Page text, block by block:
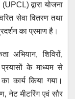
द्वारा योजना
सेवा वितरण तथा
का प्रमाण है।
अभियान, शिविरों,
के माध्यम से
कार्य किया गया।
नेट मीटरिंग एवं सौर